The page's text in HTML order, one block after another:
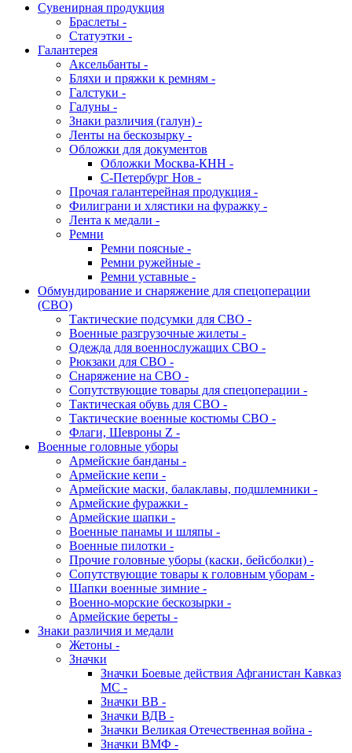
Сувенирная продукция
Браслеты -
Статуэтки -
Галантерея
Аксельбанты -
Бляхи и пряжки к ремням -
Галстуки -
Галуны -
Знаки различия (галун) -
Ленты на бескозырку -
Обложки для документов
Обложки Москва-КНН -
С-Петербург Нов -
Прочая галантерейная продукция -
Филиграни и хлястики на фуражку -
Лента к медали -
Ремни
Ремни поясные -
Ремни ружейные -
Ремни уставные -
Обмундирование и снаряжение для спецоперации
(СВО)
Тактические подсумки для СВО -
Военные разгрузочные жилеты -
Одежда для военнослужащих СВО -
Рюкзаки для СВО -
Снаряжение на СВО -
Сопутствующие товары для спецоперации -
Тактическая обувь для СВО -
Тактические военные костюмы СВО -
Флаги, Шевроны Z -
Военные головные уборы
Армейские банданы -
Армейские кепи -
Армейские маски, балаклавы, подшлемники -
Армейские фуражки -
Армейские шапки -
Военные панамы и шляпы -
Военные пилотки -
Прочие головные уборы (каски, бейсболки) -
Сопутствующие товары к головным уборам -
Шапки военные зимние -
Военно-морские бескозырки -
Армейские береты -
Знаки различия и медали
Жетоны -
Значки
Значки Боевые действия Афганистан Кавказ
МС -
Значки ВВ -
Значки ВДВ -
Значки Великая Отечественная война -
Значки ВМФ -